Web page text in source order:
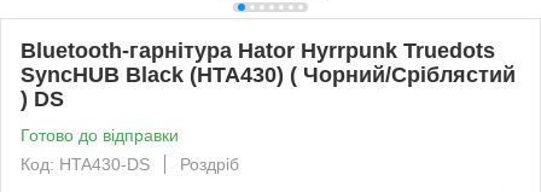
Bluetooth-гарнітура Hator Hyrrpunk Truedots
SyncHUB Black (HTA430) ( Чорний/Сріблястий
) DS
Готово до відправки
Код: HTA430-DS
Роздріб